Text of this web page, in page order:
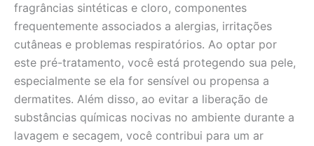
fragrâncias sintéticas e cloro, componentes
frequentemente associados a alergias, irritações
cutâneas e problemas respiratórios. Ao optar por
este pré-tratamento, você está protegendo sua pele,
especialmente se ela for sensível ou propensa a
dermatites. Além disso, ao evitar a liberação de
substâncias químicas nocivas no ambiente durante a
lavagem e secagem, você contribui para um ar